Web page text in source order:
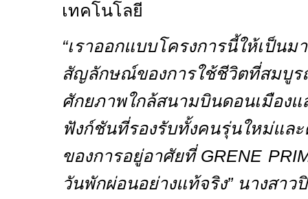
เทคโนโลยี
“เราออกแบบโครงการนี้ให้เป็น
สัญลักษณ์ของการใช้ชีวิตที่
ศักยภาพใกล้สนามบินดอนเมื
ฟังก์ชันที่รองรับทั้งคนรุ่นใหม่แล
ของการอยู่อาศัยที่ GRENE
วันพักผ่อนอย่างแท้จริง” นางสาว